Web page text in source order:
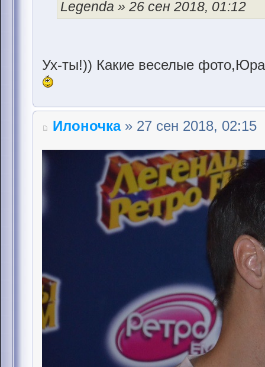
Legenda » 26 сен 2018, 01:12
Ух-ты!)) Какие веселые
Илоночка» 27 сен 2018, 02:15